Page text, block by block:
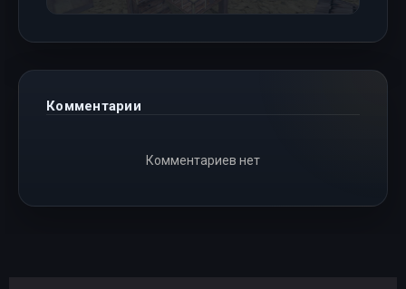
Комментарии
Комментариев нет